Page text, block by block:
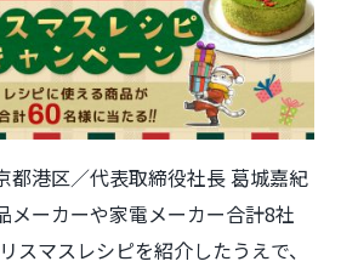
都港区／代表取締役社長 葛城嘉紀
メーカーや家電メーカー合計8社
スマスレシピを紹介したうえで、